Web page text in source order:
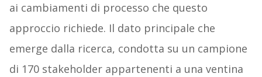
ai cambiamenti di processo che questo
approccio richiede. Il dato principale che
emerge dalla ricerca, condotta su un campione
di 170 stakeholder appartenenti a una ventina